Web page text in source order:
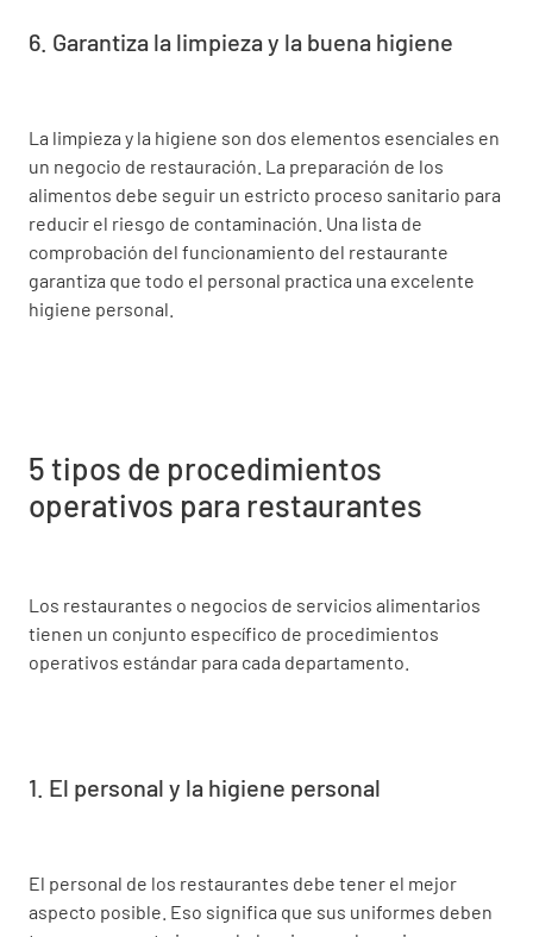
6. Garantiza la limpieza y la buena higiene
La limpieza y la higiene son dos elementos esenciales en
un negocio de restauración. La preparación de los
alimentos debe seguir un estricto proceso sanitario para
reducir el riesgo de contaminación. Una lista de
comprobación del funcionamiento del restaurante
garantiza que todo el personal practica una excelente
higiene personal.
5 tipos de procedimientos
operativos para restaurantes
Los restaurantes o negocios de servicios alimentarios
tienen un conjunto específico de procedimientos
operativos estándar para cada departamento.
1. El personal y la higiene personal
El personal de los restaurantes debe tener el mejor
aspecto posible. Eso significa que sus uniformes deben